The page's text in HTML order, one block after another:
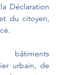
Déclaration
du citoyen,
urbain, de